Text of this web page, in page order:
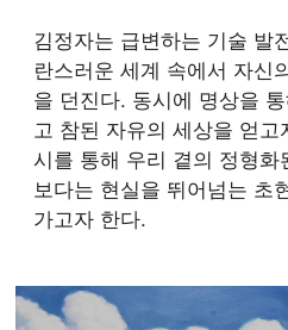
김정자는 급변하는 기술 발
란스러운 세계 속에서 자신
을 던진다. 동시에 명상을
고 참된 자유의 세상을 얻
시를 통해 우리 곁의 정형
보다는 현실을 뛰어넘는 초
가고자 한다.